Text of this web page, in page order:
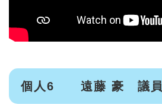
個人6 遠藤 豪 議員